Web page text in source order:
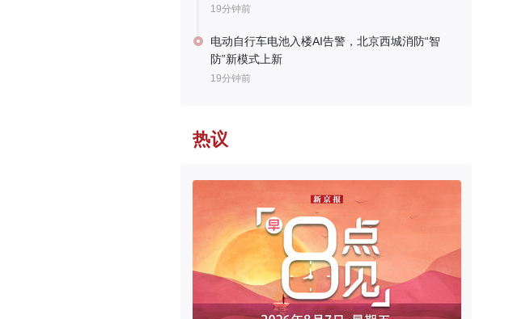
19分钟前
电动自行车电池入楼AI告警，北京西城消防“智
防”新模式上新
19分钟前
热议